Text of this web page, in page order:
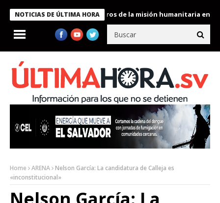
NOTICIAS DE ÚLTIMA HORA
condecora a miembros de la misión humanitaria enviada a
Home ARENA Nelson García: La candidatura de Calleja es
«inconstitucional»